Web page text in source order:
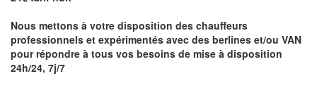
Nous mettons à votre disposition des chauffeurs
professionnels et expérimentés avec des berlines et/ou VAN
pour répondre à tous vos besoins de mise à disposition
24h/24, 7j/7